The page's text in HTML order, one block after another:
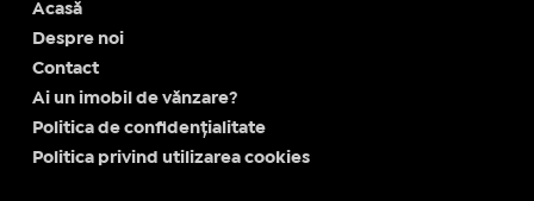
Acasă
Despre noi
Contact
Ai un imobil de vănzare?
Politica de confidențialitate
Politica privind utilizarea cookies